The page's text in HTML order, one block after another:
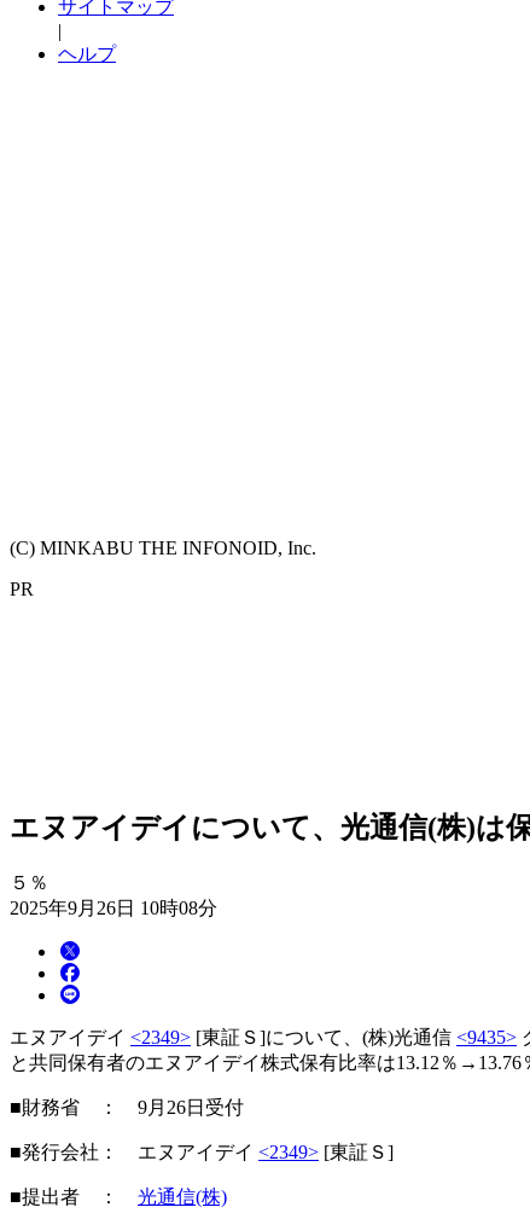
サイトマップ
|
ヘルプ
(C) MINKABU THE INFONOID, Inc.
PR
エヌアイデイについて、光通信(株)は
５％
2025年9月26日 10時08分
エヌアイデイ <2349> [東証Ｓ]について、(株)光通信 <9435>
と共同保有者のエヌアイデイ株式保有比率は13.12％→13.76
■財務省 ： 9月26日受付
■発行会社： エヌアイデイ <2349> [東証Ｓ]
■提出者 ： 光通信(株)